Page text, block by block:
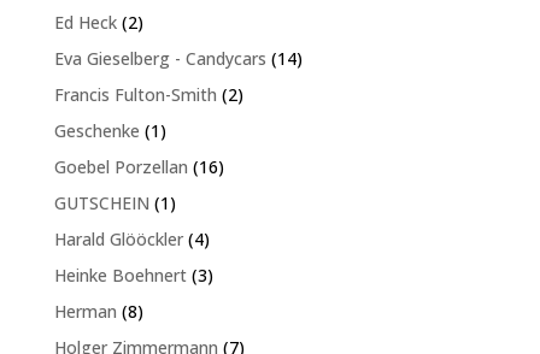
Ed Heck 22
Produkte
Eva Gieselberg - Candycars 1414
Francis Fulton-Smith 22
Geschenke 11
Produkt
Goebel Porzellan 1616
GUTSCHEIN 11
Produkt
Harald Glööckler 44
Produkte
Heinke Boehnert 33
Herman 88
Holger Zimmermann 77